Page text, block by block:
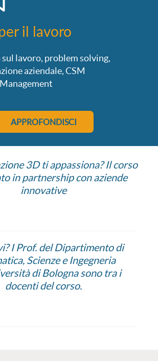
il lavoro
sul lavoro, problem solving,
aziendale, CSM
APPROFONDISCI
3D ti appassiona? Il corso
in partnership con aziende
innovative
I Prof. del Dipartimento di
Scienze e Ingegneria
di Bologna sono tra i
docenti del corso.